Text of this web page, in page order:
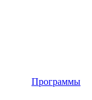
Программы